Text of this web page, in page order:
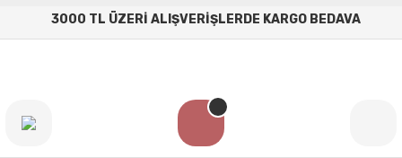
3000 TL ÜZERİ ALIŞVERİŞLERDE KARGO BEDAVA